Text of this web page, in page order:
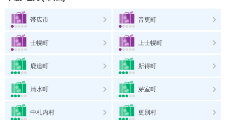
帯広市 音更町
士幌町 上士幌町
鹿追町 新得町
清水町 芽室町
中札内村 更別村